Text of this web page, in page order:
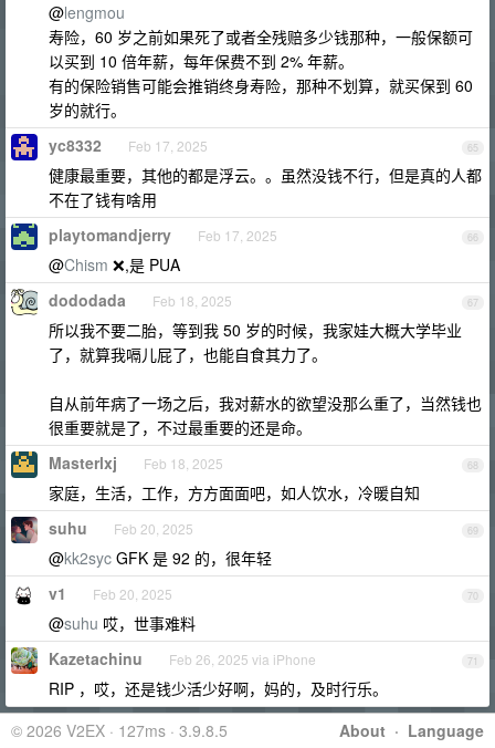
@lengmou
寿险，60 岁之前如果死了或者全残赔多少钱那种，一般保额可
以买到 10 倍年薪，每年保费不到 2% 年薪。
有的保险销售可能会推销终身寿险，那种不划算，就买保到 60
岁的就行。
65
yc8332 Feb 17, 2025
健康最重要，其他的都是浮云。。虽然没钱不行，但是真的人都
不在了钱有啥用
66
playtomandjerry Feb 17, 2025
@Chism ❌,是 PUA
67
dododada Feb 18, 2025
所以我不要二胎，等到我 50 岁的时候，我家娃大概大学毕业
了，就算我嗝儿屁了，也能自食其力了。
自从前年病了一场之后，我对薪水的欲望没那么重了，当然钱也
很重要就是了，不过最重要的还是命。
68
Masterlxj Feb 18, 2025
家庭，生活，工作，方方面面吧，如人饮水，冷暖自知
69
suhu Feb 20, 2025
@kk2syc GFK 是 92 的，很年轻
70
v1 Feb 20, 2025
@suhu 哎，世事难料
71
Kazetachinu Feb 26, 2025 via iPhone
RIP ，哎，还是钱少活少好啊，妈的，及时行乐。
About · Language
© 2026 V2EX · 127ms · 3.9.8.5